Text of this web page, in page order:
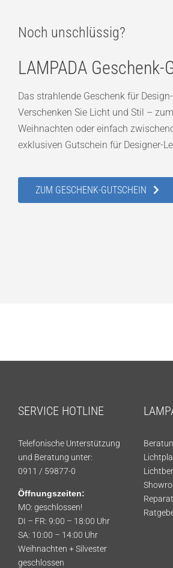
Noch unschlüssig?
LAMPADA Geschenk-
Das strahlende Geschenk für
Verschenken Sie Licht und Stil –
Weihnachten oder einfach
exklusiven Gutschein für Designer-
ZUM GESCHENK-GUTSCHEIN
SERVICE HOTLINE
Telefonische Unterstützung
und Beratung unter:
0911 / 59877-0
Öffnungszeiten:
MO: geschlossen!
DI – FR: 9:00 – 18:00 Uhr
SA: 10:00 – 14:00 Uhr
Weihnachten + Silvester
geschlossen